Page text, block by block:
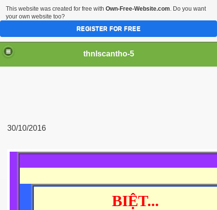
thnlscantho-5
30/10/2016
BIỆT...
This website was created for free with Own-Free-Website.com. Do you want
your own website too?
REGISTER FOR FREE